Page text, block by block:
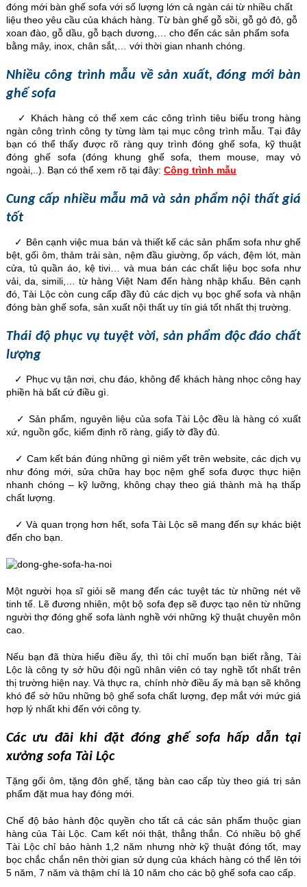
đóng mới bàn ghế sofa với số lượng lớn cả ngàn cái từ nhiều chất
liệu theo yêu cầu của khách hàng. Từ bàn ghế gỗ sồi, gỗ gỏ đỏ, gỗ
xoan đào, gỗ dầu, gỗ bạch dương,… cho đến các sản phẩm sofa
bằng mây, inox, chân sắt,… với thời gian nhanh chóng.
Nhiều công trình mẫu về sản xuất, đóng mới bàn
ghế sofa
✓ Khách hàng có thể xem các công trình tiêu biểu trong hàng
ngàn công trình công ty từng làm tại mục công trình mẫu. Tại đây
bạn có thể thấy được rõ ràng quy trình đóng ghế sofa, kỹ thuật
đóng ghế sofa (đóng khung ghế sofa, them mouse, may vỏ
ngoài,..). Bạn có thể xem rõ tại đây: Công trình mẫu
Cung cấp nhiều mẫu mã và sản phẩm nội thất giá
tốt
✓ Bên cạnh việc mua bán và thiết kế các sản phẩm sofa như ghế
bệt, gối ôm, thảm trải sàn, nệm đầu giường, ốp vách, đệm lót, màn
cửa, tủ quần áo, kệ tivi… và mua bán các chất liệu bọc sofa như
vải, da, simili,… từ hàng Việt Nam đến hàng nhập khẩu. Bên cạnh
đó, Tài Lộc còn cung cấp đầy đủ các dịch vụ bọc ghế sofa và nhận
đóng bàn ghế sofa, sản xuất nội thất uy tín giá tốt nhất thị trường.
Thái độ phục vụ tuyệt vời, sản phẩm độc đáo chất
lượng
✓ Phục vụ tận nơi, chu đáo, không để khách hàng nhọc công hay
phiền hà bất cứ điều gì.
✓ Sản phẩm, nguyên liệu của sofa Tài Lộc đều là hàng có xuất
xứ, nguồn gốc, kiểm định rõ ràng, giấy tờ đầy đủ.
✓ Cam kết bán đúng những gì niêm yết trên website, các dịch vụ
như đóng mới, sửa chữa hay bọc nệm ghế sofa được thực hiện
nhanh chóng – kỹ lưỡng, không chạy theo giá thành mà hạ thấp
chất lượng.
✓ Và quan trọng hơn hết, sofa Tài Lộc sẽ mang đến sự khác biệt
đến cho bạn.
Một người họa sĩ giỏi sẽ mang đến các tuyệt tác từ những nét vẽ
tinh tế. Lẽ đương nhiên, một bộ sofa đẹp sẽ được tạo nên từ những
người thợ đóng ghế sofa lành nghề với những kỹ thuật chuyên môn
cao.
Nếu bạn đã thừa hiểu điều ấy, thì tôi chỉ muốn bạn biết rằng, Tài
Lộc là công ty sở hữu đội ngũ nhân viên có tay nghề tốt nhất trên
thị trường hiện nay. Và thực ra, chính nhờ điều ấy mà bạn sẽ không
khó để sở hữu những bộ ghế sofa chất lượng, đẹp mắt với mức giá
hợp lý nhất khi đến với công ty.
Các ưu đãi khi đặt đóng ghế sofa hấp dẫn tại
xưởng sofa Tài Lộc
Tặng gối ôm, tặng đôn ghế, tặng bàn cao cấp tùy theo giá trị sản
phẩm đặt mua hay đóng mới.
Chế độ bảo hành độc quyền cho tất cả các sản phẩm thuộc gian
hàng của Tài Lộc. Cam kết nói thật, thẳng thắn. Có nhiều bộ ghế
Tài Lộc chỉ bảo hành 1,2 năm nhưng nhờ kỹ thuật đóng tốt, may
bọc chắc chắn nên thời gian sử dụng của khách hàng có thể lên tới
5 năm, 7 năm và thậm chí là 10 năm cho các bộ ghế sofa cao cấp.